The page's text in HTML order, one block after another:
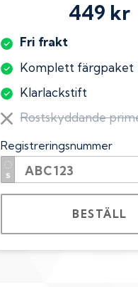
449 kr
Fri frakt
Komplett färgpaket
Klarlackstift
Rostskyddande
Registreringsnummer
BESTÄLL